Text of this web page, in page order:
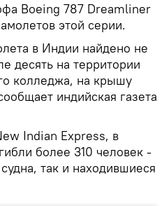
Boeing 787 Dreamliner
этой серии.
в Индии найдено не
десять на территории
колледжа, на крышу
индийская газета
Indian Express, в
более 310 человек -
так и находившиеся